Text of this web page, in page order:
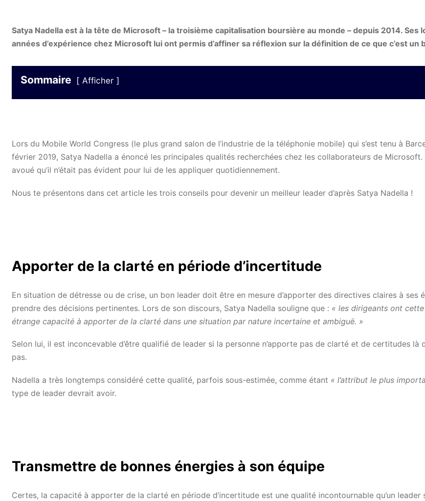
Satya Nadella est à la tête de Microsoft – la troisième capitalisation boursière au monde – depuis 2014. Ses
années d’expérience chez Microsoft lui ont permis d’affiner sa réflexion sur la définition de ce que c’est un
Sommaire Afficher
Lors du Mobile World Congress (le plus grand salon de l’industrie de la téléphonie mobile) qui s’est tenu à
février 2019, Satya Nadella a énoncé les principales qualités recherchées chez les collaborateurs de Microsoft.
avoué qu’il n’était pas évident pour lui de les appliquer quotidiennement.
Nous te présentons dans cet article les trois conseils pour devenir un meilleur leader d’après Satya Nadella !
Apporter de la clarté en période d’incertitude
En situation de détresse ou de crise, un bon leader doit être en mesure d’apporter des directives claires à ses
prendre des décisions pertinentes. Lors de son discours, Satya Nadella souligne que : « les dirigeants ont
étrange capacité à apporter de la clarté dans une situation par nature incertaine et ambiguë. »
Selon lui, il est inconcevable d’être qualifié de leader si la personne n’apporte pas de clarté et de certitudes là
pas.
Nadella a très longtemps considéré cette qualité, parfois sous-estimée, comme étant « l’attribut le plus
type de leader devrait avoir.
Transmettre de bonnes énergies à son équipe
Certes, la capacité à apporter de la clarté en période d’incertitude est une qualité incontournable qu’un leader